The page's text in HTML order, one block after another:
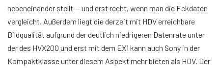
nebeneinander stellt — und erst recht, wenn man die Eckdaten
vergleicht. Außerdem liegt die derzeit mit HDV erreichbare
Bildqualität aufgrund der deutlich niedrigeren Datenrate unter
der des HVX200 und erst mit dem EX1 kann auch Sony in der
Kompaktklasse unter diesem Aspekt mehr bieten als HDV. Der